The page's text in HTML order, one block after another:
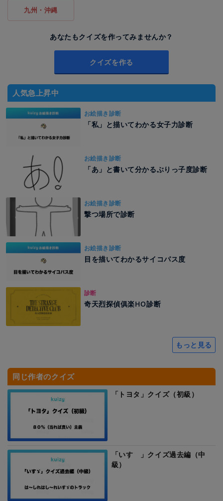
九州・沖縄
あなたもクイズを作ってみませんか？
クイズを作る
人気急上昇中
お絵描き診断
「私」と描いてわかる女子力診断
お絵描き診断
「あ」と書いて分かるぶりっ子度診断
お絵描き診断
撃つ場所で診断
お絵描き診断
目を描いてわかるサイコパス度
診断
奇天烈探偵俱楽HO診断
もっと見る
同じ作者のクイズ
「トヨタ」クイズ（初級）
「いすゞ」クイズ過去編（中
級）